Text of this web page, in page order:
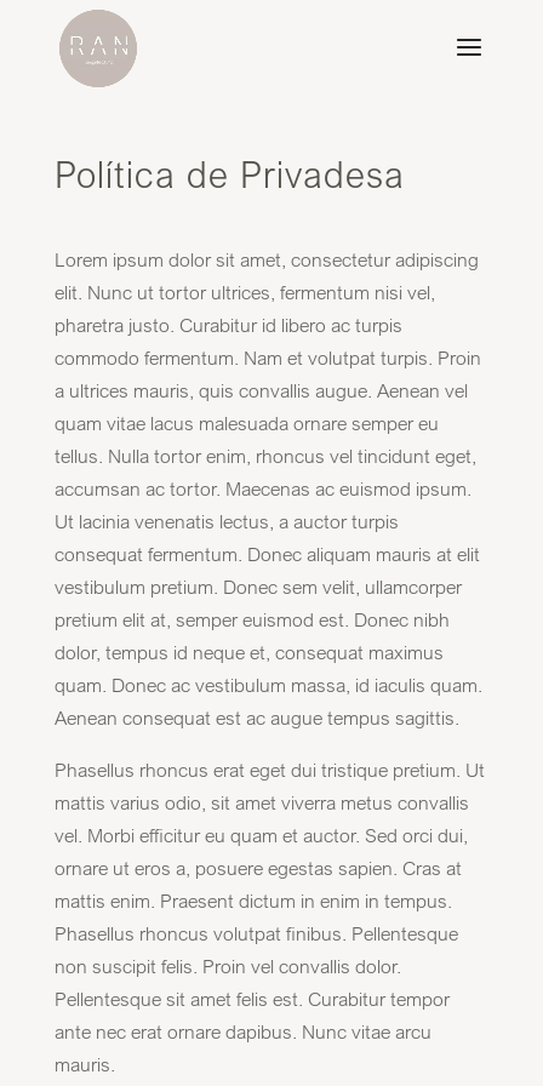
Política de Privadesa
Lorem ipsum dolor sit amet, consectetur adipiscing
elit. Nunc ut tortor ultrices, fermentum nisi vel,
pharetra justo. Curabitur id libero ac turpis
commodo fermentum. Nam et volutpat turpis. Proin
a ultrices mauris, quis convallis augue. Aenean vel
quam vitae lacus malesuada ornare semper eu
tellus. Nulla tortor enim, rhoncus vel tincidunt eget,
accumsan ac tortor. Maecenas ac euismod ipsum.
Ut lacinia venenatis lectus, a auctor turpis
consequat fermentum. Donec aliquam mauris at elit
vestibulum pretium. Donec sem velit, ullamcorper
pretium elit at, semper euismod est. Donec nibh
dolor, tempus id neque et, consequat maximus
quam. Donec ac vestibulum massa, id iaculis quam.
Aenean consequat est ac augue tempus sagittis.
Phasellus rhoncus erat eget dui tristique pretium. Ut
mattis varius odio, sit amet viverra metus convallis
vel. Morbi efficitur eu quam et auctor. Sed orci dui,
ornare ut eros a, posuere egestas sapien. Cras at
mattis enim. Praesent dictum in enim in tempus.
Phasellus rhoncus volutpat finibus. Pellentesque
non suscipit felis. Proin vel convallis dolor.
Pellentesque sit amet felis est. Curabitur tempor
ante nec erat ornare dapibus. Nunc vitae arcu
mauris.